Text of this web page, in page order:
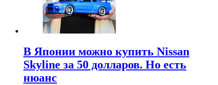
В Японии можно купить Nissan
Skyline за 50 долларов. Но есть
нюанс